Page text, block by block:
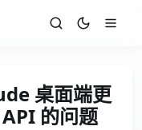
桌面端更
的问题